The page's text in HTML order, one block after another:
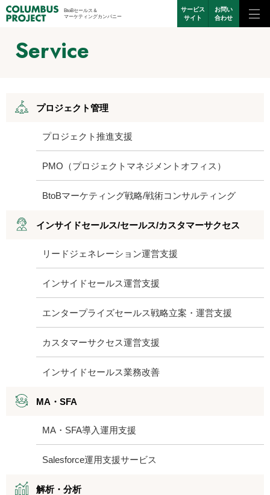
BtoBセールス＆
マーケティングカンパニー
サービス
サイト
お問い
合わせ
Service
プロジェクト管理
プロジェクト推進支援
PMO（プロジェクトマネジメントオフィス）
BtoBマーケティング戦略/戦術コンサルティング
インサイドセールス/セールス/カスタマーサクセス
リードジェネレーション運営支援
インサイドセールス運営支援
エンタープライズセールス戦略立案・運営支援
カスタマーサクセス運営支援
インサイドセールス業務改善
MA・SFA
MA・SFA導入運用支援
Salesforce運用支援サービス
解析・分析